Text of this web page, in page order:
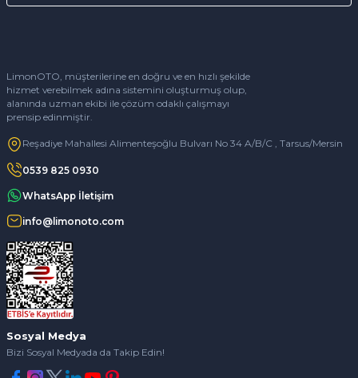
LimonOTO, müşterilerine en doğru ve en hızlı şekilde
hizmet verebilmek adına sistemini oluşturmuş olup,
alanında uzman ekibi ile çözüm odaklı çalışmayı
prensip edinmiştir.
Reşadiye Mahallesi Alimenteşoğlu Bulvarı No 34 A/B/C , Tarsus/Mersin
0539 825 0930
WhatsApp İletişim
info@limonoto.com
Sosyal Medya
Bizi Sosyal Medyada da Takip Edin!